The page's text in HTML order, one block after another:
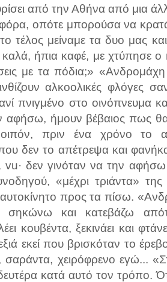
από την Αθήνα από μια
οπότε μπορούσα να
τέλος μείναμε τα δυο μας
ήπια καφέ, με χτύπησε ο
με τα πόδια;»
αλκοολικές φλόγες
πνιγμένο στο οινόπνευμα
ήμουν βέβαιος πως θα
πριν ένα χρόνο το
δεν το απέτρεψα και
vu· δεν γινόταν να την
«μέχρι τριάντα» της
προς τα πίσω.
σηκώνω και κατεβάζω
κουβέντα, ξεκινάει και
εκεί που βρισκόταν το
σαράντα, χειρόφρενο εγώ...
δευτέρα κατά αυτό τον